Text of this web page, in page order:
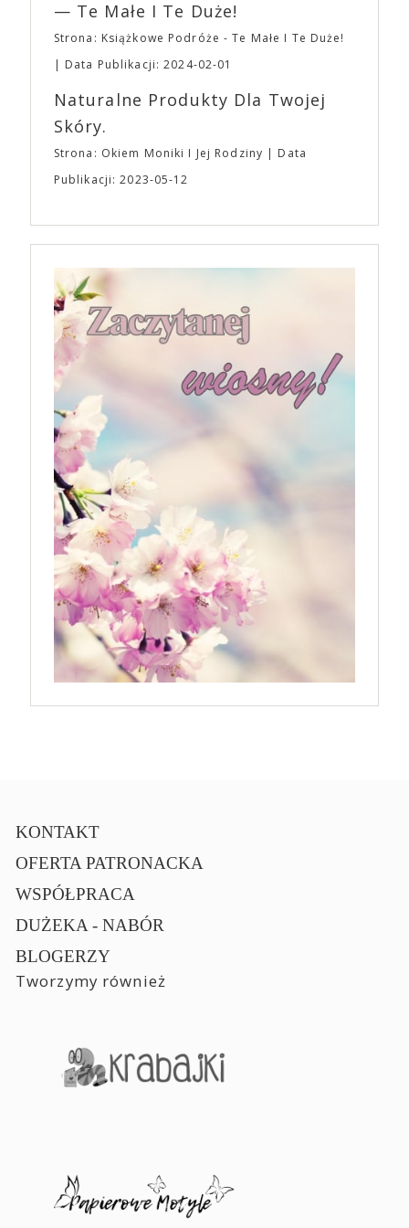
— Te Małe I Te Duże!
Strona: Książkowe Podróże - Te Małe I Te Duże!
Data Publikacji: 2024-02-01
Naturalne Produkty Dla Twojej
Skóry.
Strona: Okiem Moniki I Jej Rodziny
Data
Publikacji: 2023-05-12
KONTAKT
OFERTA PATRONACKA
WSPÓŁPRACA
DUŻEKA - NABÓR
BLOGERZY
Tworzymy również